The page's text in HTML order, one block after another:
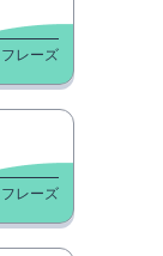
レーズ
レーズ